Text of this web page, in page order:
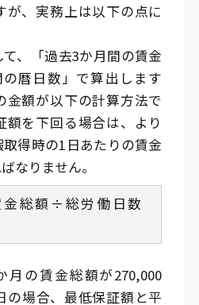
が、実務上は以下の点に
、「過去3か月間の賃金
暦日数」で算出します
金額が以下の計算方法で
額を下回る場合は、より
得時の1日あたりの賃金
なりません。
総額÷総労働日数
月の賃金総額が270,000
の場合、最低保証額と平